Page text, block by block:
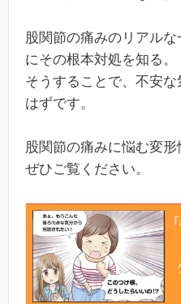
股関節の痛みのリアル
にその根本対処を知る。
そうすることで、不安
はずです。
股関節の痛みに悩む変形
ぜひご覧ください。